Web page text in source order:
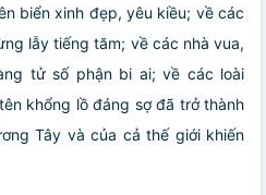
biển xinh đẹp, yêu kiều; về các
lẫy tiếng tăm; về các nhà vua,
tử số phận bi ai; về các loài
khổng lồ đáng sợ đã trở thành
Tây và của cả thế giới khiến